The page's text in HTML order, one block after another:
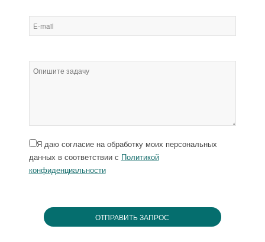
Я даю согласие на обработку моих персональных
данных в соответствии с Политикой
конфиденциальности